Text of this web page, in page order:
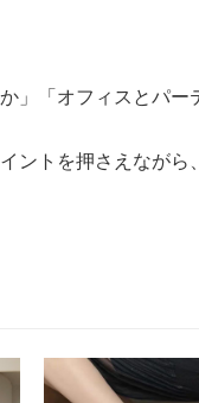
」「オフィスとパー
ントを押さえなが